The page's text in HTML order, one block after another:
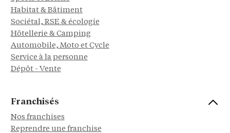
Habitat & Bâtiment
Sociétal, RSE & écologie
Hôtellerie & Camping
Automobile, Moto et Cycle
Service à la personne
Dépôt - Vente
Franchisés
Nos franchises
Reprendre une franchise